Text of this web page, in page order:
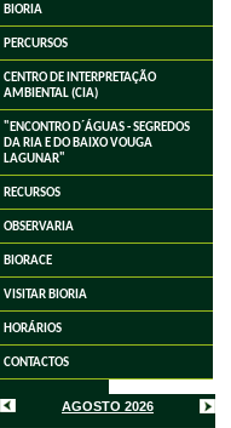
BIORIA
PERCURSOS
CENTRO DE INTERPRETAÇÃO
AMBIENTAL (CIA)
"ENCONTRO D´ÁGUAS - SEGREDOS
DA RIA E DO BAIXO VOUGA
LAGUNAR"
RECURSOS
OBSERVARIA
BIORACE
VISITAR BIORIA
HORÁRIOS
CONTACTOS
AGOSTO 2026